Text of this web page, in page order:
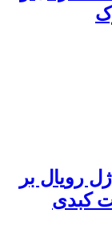
رویال بر
کبدی